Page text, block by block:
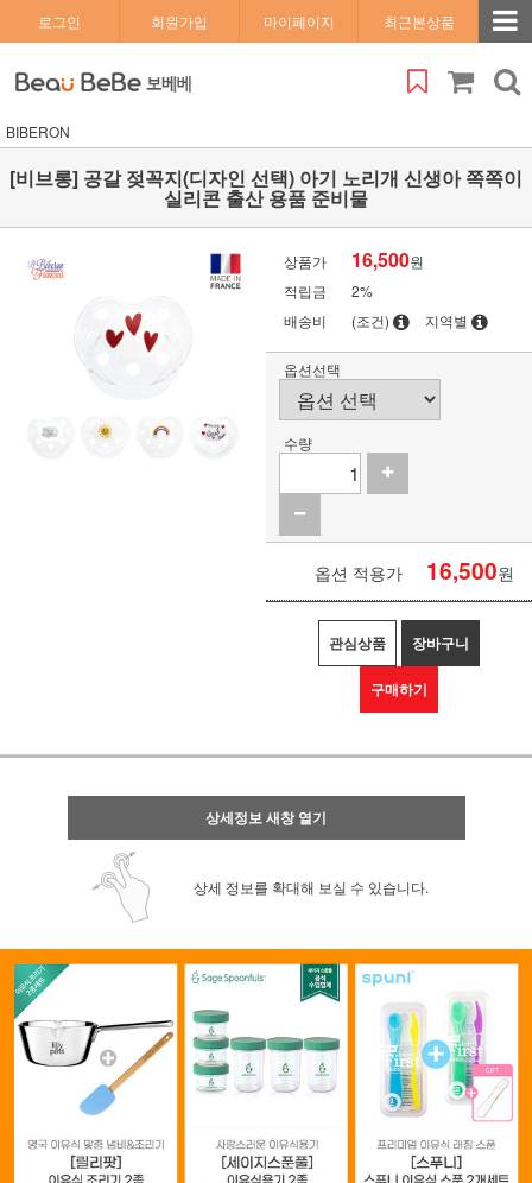
로그인 회원가입 마이페이지 최근본상품
BIBERON
[비브롱] 공갈 젖꼭지(디자인 선택) 아기 노리개 신생아 쪽쪽이
실리콘 출산 용품 준비물
상품가 16,500원
적립금
2%
배송비
(조건) 지역별
옵션선택
수량
옵션 적용가 16,500원
관심상품 장바구니
구매하기
상세정보 새창 열기
상세 정보를 확대해 보실 수 있습니다.